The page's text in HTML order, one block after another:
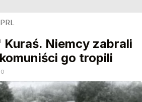
PRL
Niemcy zabrali
go tropili